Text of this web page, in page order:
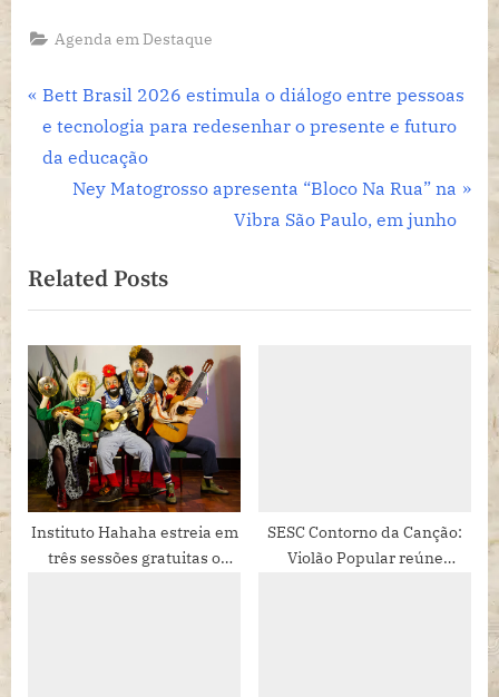
Agenda em Destaque
Navegação
de
Post
P
r
e
u
s
P
o
s
t
:
Bett Brasil 2026 estimula o diálogo entre pessoas
e tecnologia para redesenhar o presente e futuro
da educação
N
t
P
o
s
t
:
Ney Matogrosso apresenta “Bloco Na Rua” na
Vibra São Paulo, em junho
Related Posts
Instituto Hahaha estreia em
três sessões gratuitas o
SESC Contorno da Canção:
Violão Popular reúne